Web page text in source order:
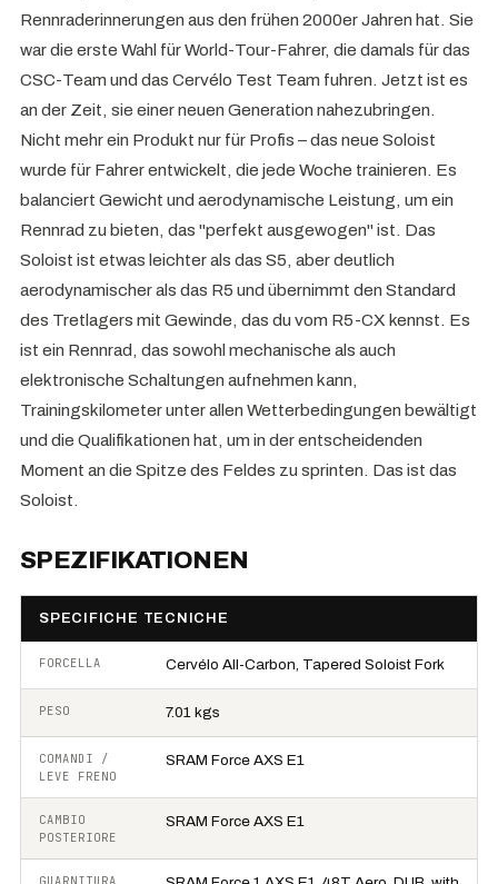
Rennraderinnerungen aus den frühen 2000er Jahren hat. Sie
war die erste Wahl für World-Tour-Fahrer, die damals für das
CSC-Team und das Cervélo Test Team fuhren. Jetzt ist es
an der Zeit, sie einer neuen Generation nahezubringen.
Nicht mehr ein Produkt nur für Profis – das neue Soloist
wurde für Fahrer entwickelt, die jede Woche trainieren. Es
balanciert Gewicht und aerodynamische Leistung, um ein
Rennrad zu bieten, das "perfekt ausgewogen" ist. Das
Soloist ist etwas leichter als das S5, aber deutlich
aerodynamischer als das R5 und übernimmt den Standard
des Tretlagers mit Gewinde, das du vom R5-CX kennst. Es
ist ein Rennrad, das sowohl mechanische als auch
elektronische Schaltungen aufnehmen kann,
Trainingskilometer unter allen Wetterbedingungen bewältigt
und die Qualifikationen hat, um in der entscheidenden
Moment an die Spitze des Feldes zu sprinten. Das ist das
Soloist.
SPEZIFIKATIONEN
SPECIFICHE TECNICHE
FORCELLA Cervélo All-Carbon, Tapered Soloist Fork
PESO 7.01 kgs
COMANDI /
LEVE FRENO
SRAM Force AXS E1
CAMBIO
POSTERIORE
SRAM Force AXS E1
GUARNITURA